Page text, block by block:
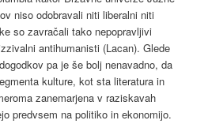
niso odobravali niti liberalni niti
so zavračali tako nepopravljivi
antihumanisti (Lacan). Glede
pa je še bolj nenavadno, da
kulture, kot sta literatura in
zanemarjena v raziskavah
predvsem na politiko in ekonomijo.